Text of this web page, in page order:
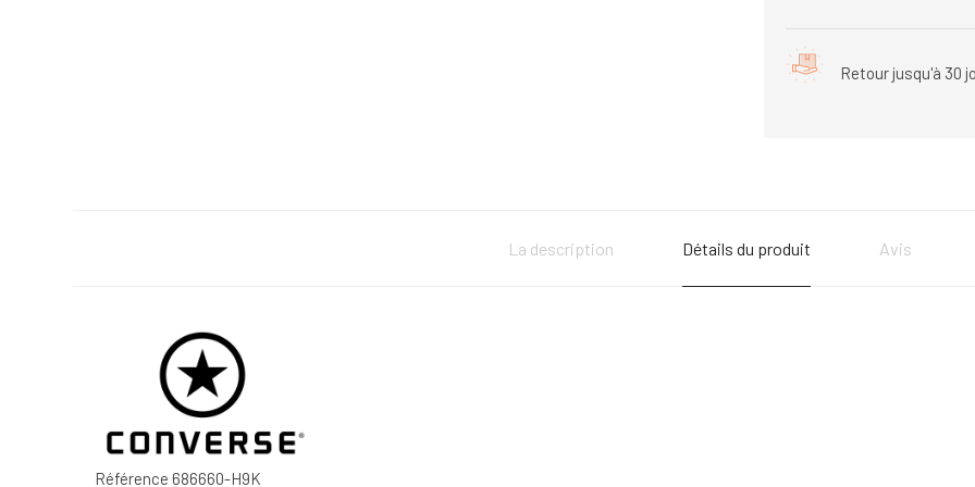
Retour jusqu'à 30
La description Détails du produit Avis
Référence 686660-H9K